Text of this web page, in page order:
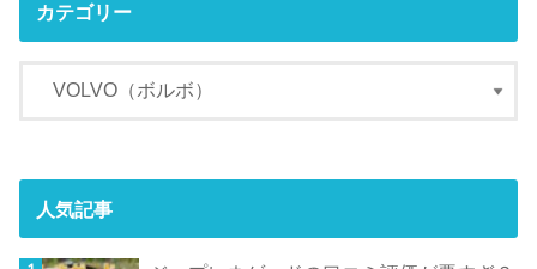
カテゴリー
人気記事